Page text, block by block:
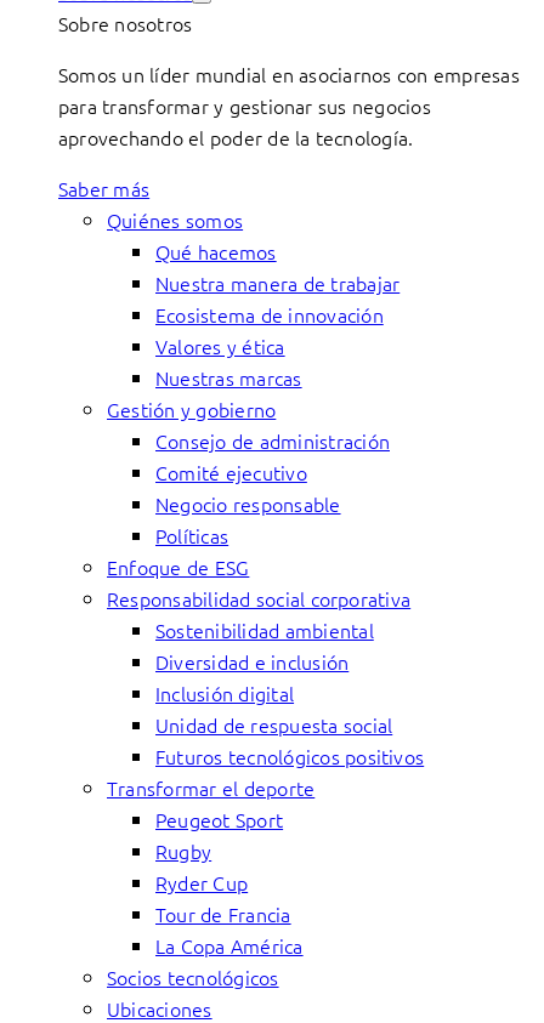
Sobre nosotros
Somos un líder mundial en asociarnos con empresas
para transformar y gestionar sus negocios
aprovechando el poder de la tecnología.
Saber más
Quiénes somos
Qué hacemos
Nuestra manera de trabajar
Ecosistema de innovación
Valores y ética
Nuestras marcas
Gestión y gobierno
Consejo de administración
Comité ejecutivo
Negocio responsable
Políticas
Enfoque de ESG
Responsabilidad social corporativa
Sostenibilidad ambiental
Diversidad e inclusión
Inclusión digital
Unidad de respuesta social
Futuros tecnológicos positivos
Transformar el deporte
Peugeot Sport
Rugby
Ryder Cup
Tour de Francia
La Copa América
Socios tecnológicos
Ubicaciones